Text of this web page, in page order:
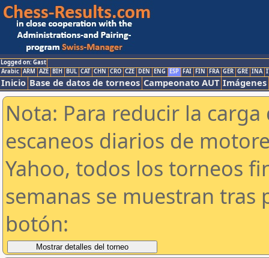
Logged on: Gast
Arabic ARM AZE BIH BUL CAT CHN CRO CZE DEN ENG ESP FAI FIN FRA GER GRE INA
Inicio Base de datos de torneos Campeonato AUT Imágenes
Nota: Para reducir la
escaneos diarios de
Yahoo, todos los torneos
semanas se muestran tras
botón: